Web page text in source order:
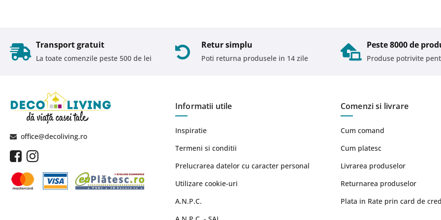
Transport gratuit
La toate comenzile peste 500 de lei
Retur simplu
Poti returna produsele in 14 zile
Peste 8000 de
Produse potrivite
office@decoliving.ro
Informatii utile
Inspiratie
Termeni si conditii
Prelucrarea datelor cu caracter personal
Utilizare cookie-uri
A.N.P.C.
Comenzi si livrare
Cum comand
Cum platesc
Livrarea produselor
Returnarea produselor
Plata in Rate prin card de